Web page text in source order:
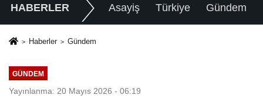
HABERLER Asayiş Türkiye Gündem
Haberler Gündem
GÜNDEM
Yayınlanma: 20 Mayıs 2026 - 06:19